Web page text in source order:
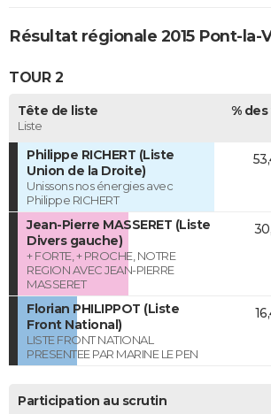
Résultat régionale 2015 Pont-la-
TOUR 2
Tête de liste
Liste
%
Philippe RICHERT (Liste
Union de la Droite)
Unissons nos énergies avec
Philippe RICHERT
Jean-Pierre MASSERET (Liste
Divers gauche)
+ FORTE, + PROCHE, NOTRE
REGION AVEC JEAN-PIERRE
MASSERET
Florian PHILIPPOT (Liste
Front National)
LISTE FRONT NATIONAL
PRESENTEE PAR MARINE LE PEN
Participation au scrutin